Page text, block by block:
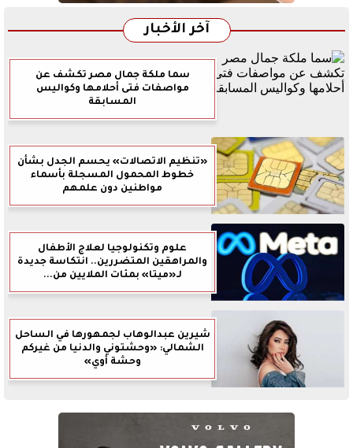
آخر الأخبار
سما ملكة جمال مصر تكشف عن
مواصفات فتى أحلامها وكواليس
المسابقة
«تنظيم الاتصالات» يحسم الجدل بشأن
خطوط المحمول المسجلة بأسماء
مواطنين دون علمهم
علوم وتكنولوجيا لعلاج الأطفال
والمراهقين المتضررين.. انتكاسة جديدة
لـ«ميتا» بمئات الملايين من...
شيرين عبدالوهاب لجمهورها في الساحل
الشمالي: «وحشتوني والدنيا من غيركم
وحشة أوي»